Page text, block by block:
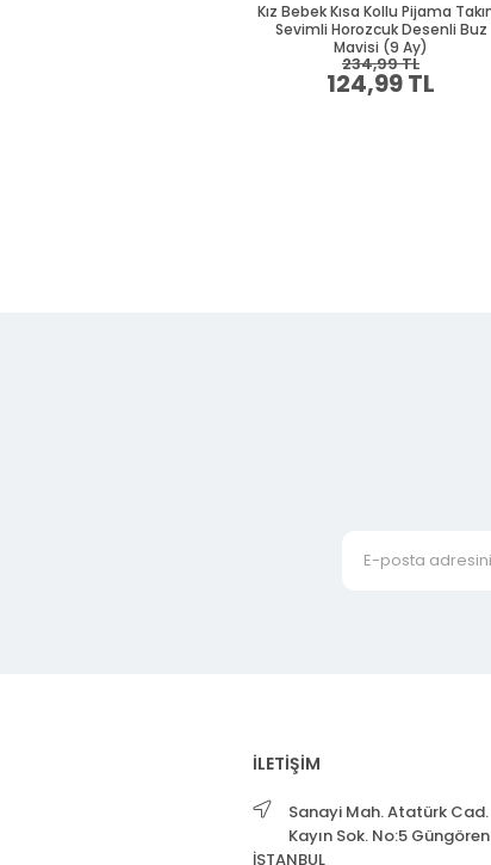
Kız Bebek Kısa Kollu Pijama
Sevimli Horozcuk Desenli Buz
Mavisi (9 Ay)
124,99 TL
234,99 TL
İLETİŞİM
Sanayi Mah. Atatürk Cad.
Kayın Sok. No:5
İSTANBUL